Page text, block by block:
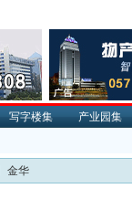
写字楼集 产业园集
金华